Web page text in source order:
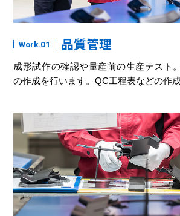
Work. 品質管理
成形試作の確認や量産前の生産テスト
の作成を行います。QC工程表などの作